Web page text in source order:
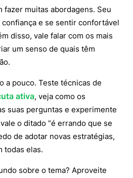
fazer muitas abordagens. Seu
e se sentir confortável
disso, vale falar com os mais
um senso de quais têm
a pouco. Teste técnicas de
ativa, veja como os
suas perguntas e experimente
o ditado “é errando que se
de adotar novas estratégias,
todas elas.
sobre o tema? Aproveite